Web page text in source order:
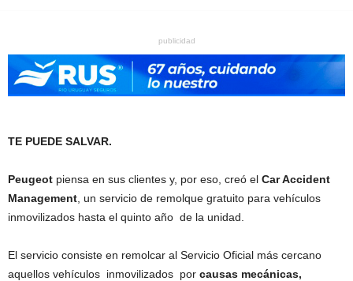
publicidad
TE PUEDE SALVAR.
Peugeot piensa en sus clientes y, por eso, creó el Car Accident
Management , un servicio de remolque gratuito para vehículos
inmovilizados hasta el quinto año de la unidad.
El servicio consiste en remolcar al Servicio Oficial más cercano
aquellos vehículos inmovilizados por causas mecánicas,